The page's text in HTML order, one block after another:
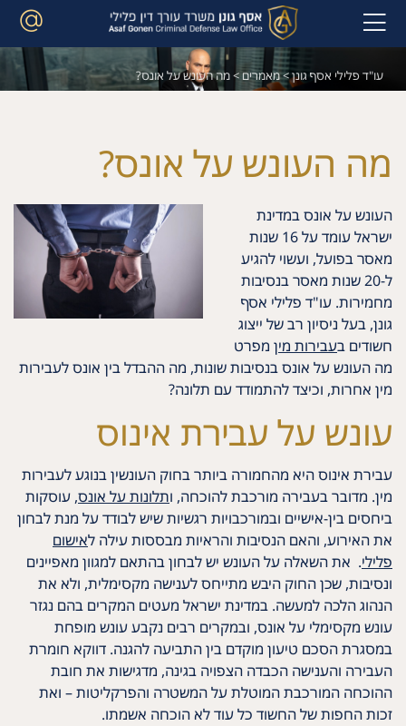
עו"ד פלילי אסף גונן>מאמרים>מה העונש על אונס?
מה העונש על אונס?
העונש על אונס במדינת
ישראל עומד על 16 שנות
מאסר בפועל, ועשוי להגיע
ל-20 שנות מאסר בנסיבות
מחמירות. עו"ד פלילי אסף
גונן, בעל ניסיון רב של ייצוג
חשודים בעבירות מין מפרט
מה העונש על אונס בנסיבות שונות, מה ההבדל בין אונס לעבירות
מין אחרות, וכיצד להתמודד עם תלונה?
עונש על עבירת אינוס
עבירת אינוס היא מהחמורה ביותר בחוק העונשין בנוגע לעבירות
מין. מדובר בעבירה מורכבת להוכחה, ותלונות על אונס, עוסקות
ביחסים בין-אישיים ובמורכבויות רגשיות שיש לבודד על מנת לבחון
את האירוע, והאם הנסיבות והראיות מבססות עילה לאישום
פלילי. את השאלה על העונש יש לבחון בהתאם למגוון מאפיינים
ונסיבות, שכן החוק היבש מתייחס לענישה מקסימלית, ולא את
הנהוג הלכה למעשה. במדינת ישראל מעטים המקרים בהם נגזר
עונש מקסימלי על אונס, ובמקרים רבים נקבע עונש מופחת
במסגרת הסכם טיעון מוקדם בין התביעה להגנה. דווקא חומרת
העבירה והענישה הכבדה הצפויה בגינה, מדגישות את חובת
ההוכחה המורכבת המוטלת על המשטרה והפרקליטות – ואת
זכות החפות של החשוד כל עוד לא הוכחה אשמתו.